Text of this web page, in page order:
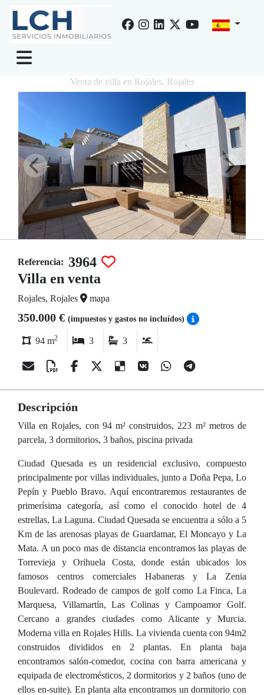
Venta de villa en Rojales, Rojales
Referencia: 3964
Villa en venta
Rojales, Rojales mapa
350.000 € (impuestos y gastos no incluídos)
94 m2 3 3
Descripción
Villa en Rojales, con 94 m² construidos, 223 m² metros de
parcela, 3 dormitorios, 3 baños, piscina privada
Ciudad Quesada es un residencial exclusivo, compuesto
principalmente por villas individuales, junto a Doña Pepa, Lo
Pepín y Pueblo Bravo. Aquí encontraremos restaurantes de
primerísima categoría, así como el conocido hotel de 4
estrellas, La Laguna. Ciudad Quesada se encuentra a sólo a 5
Km de las arenosas playas de Guardamar, El Moncayo y La
Mata. A un poco mas de distancia encontramos las playas de
Torrevieja y Orihuela Costa, donde están ubicados los
famosos centros comerciales Habaneras y La Zenia
Boulevard. Rodeado de campos de golf como La Finca, La
Marquesa, Villamartín, Las Colinas y Campoamor Golf.
Cercano a grandes ciudades como Alicante y Murcia.
Moderna villa en Rojales Hills. La vivienda cuenta con 94m2
construidos divididos en 2 plantas. En planta baja
encontramos salón-comedor, cocina con barra americana y
equipada de electromésticos, 2 dormitorios y 2 baños (uno de
ellos en-suite). En planta alta encontramos un dormitorio con